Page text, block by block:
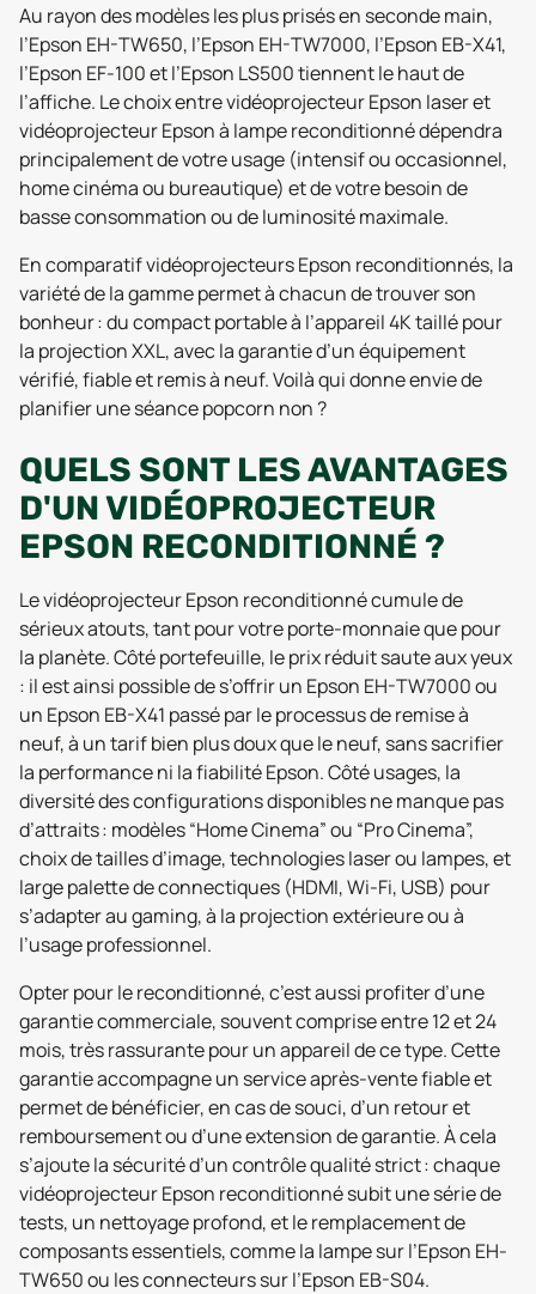
Au rayon des modèles les plus prisés en seconde main,
l’Epson EH-TW650, l’Epson EH-TW7000, l’Epson EB-X41,
l’Epson EF-100 et l’Epson LS500 tiennent le haut de
l’affiche. Le choix entre vidéoprojecteur Epson laser et
vidéoprojecteur Epson à lampe reconditionné dépendra
principalement de votre usage (intensif ou occasionnel,
home cinéma ou bureautique) et de votre besoin de
basse consommation ou de luminosité maximale.
En comparatif vidéoprojecteurs Epson reconditionnés, la
variété de la gamme permet à chacun de trouver son
bonheur : du compact portable à l’appareil 4K taillé pour
la projection XXL, avec la garantie d’un équipement
vérifié, fiable et remis à neuf. Voilà qui donne envie de
planifier une séance popcorn non ?
QUELS SONT LES AVANTAGES
D'UN VIDÉOPROJECTEUR
EPSON RECONDITIONNÉ ?
Le vidéoprojecteur Epson reconditionné cumule de
sérieux atouts, tant pour votre porte-monnaie que pour
la planète. Côté portefeuille, le prix réduit saute aux yeux
: il est ainsi possible de s’offrir un Epson EH-TW7000 ou
un Epson EB-X41 passé par le processus de remise à
neuf, à un tarif bien plus doux que le neuf, sans sacrifier
la performance ni la fiabilité Epson. Côté usages, la
diversité des configurations disponibles ne manque pas
d’attraits : modèles “Home Cinema” ou “Pro Cinema”,
choix de tailles d’image, technologies laser ou lampes, et
large palette de connectiques (HDMI, Wi-Fi, USB) pour
s’adapter au gaming, à la projection extérieure ou à
l’usage professionnel.
Opter pour le reconditionné, c’est aussi profiter d’une
garantie commerciale, souvent comprise entre 12 et 24
mois, très rassurante pour un appareil de ce type. Cette
garantie accompagne un service après-vente fiable et
permet de bénéficier, en cas de souci, d’un retour et
remboursement ou d’une extension de garantie. À cela
s’ajoute la sécurité d’un contrôle qualité strict : chaque
vidéoprojecteur Epson reconditionné subit une série de
tests, un nettoyage profond, et le remplacement de
composants essentiels, comme la lampe sur l’Epson EH-
TW650 ou les connecteurs sur l’Epson EB-S04.